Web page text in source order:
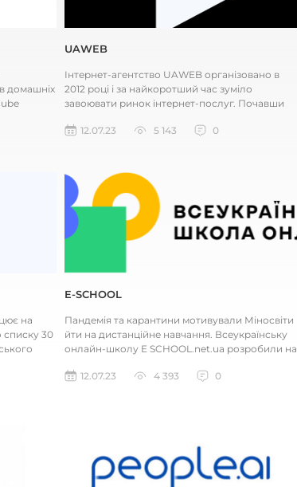
домашніх
UAWEB
Інтернет-агентство UAWEB організовано в
2012 році і за найкоротший час зуміло
завоювати ринок інтернет-послуг. Почавши
12.07.23
5 143 0
на
списку 30
E-SCHOOL
Пандемія та карантини мотивували Міносвіти
йти на дистанційне навчання. Всеукраїнську
онлайн-школу E SCHOOL.net.ua розробили на
12.07.23
4 393 0